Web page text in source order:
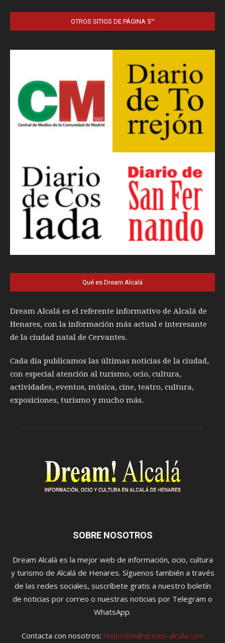
OTROS SITIOS DE PÁGINA 5™
Qué es Dream Alcalá
Dream Alcalá es el referente informativo de Alcalá de
Henares, con la información más actual e interesante
de la ciudad natal de Cervantes.
Cada día publicamos las últimas noticias de la ciudad,
con especial atención al turismo, ocio, cultura,
actividades, eventos, música, cine, teatro, cultura,
exposiciones, turismo y mucho más.
SOBRE NOSOTROS
Dream Alcalá es la mejor web de información, ocio, cultura
y turismo de Alcalá de Henares. Síguenos también a través
de las redes sociales, suscríbete gratis a nuestro boletín
de noticias por correo o nuestras noticias por Telegram o
WhatsApp.
Contacta con nosotros: redaccion@dream-alcala.com